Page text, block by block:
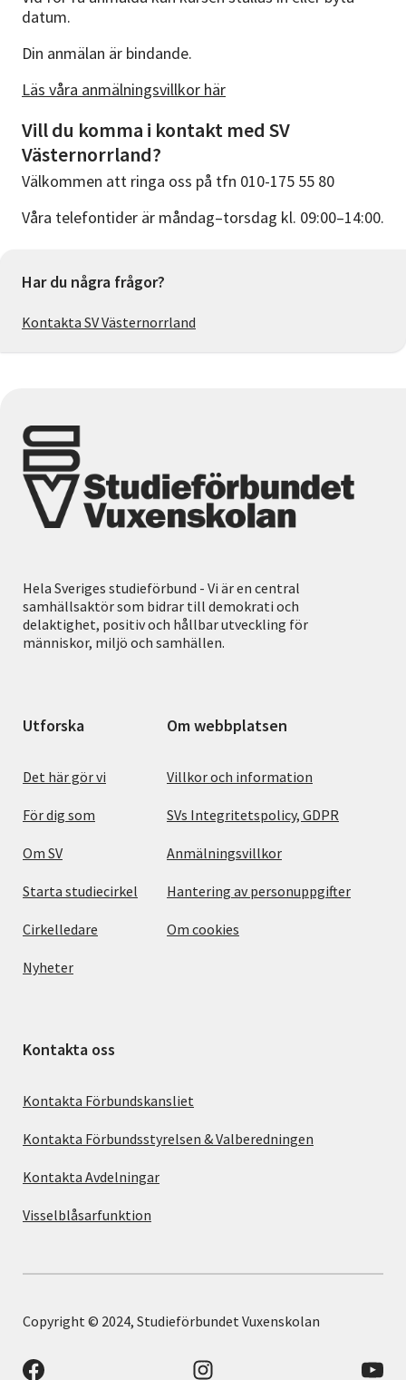
datum.
Din anmälan är bindande.
Läs våra anmälningsvillkor här
Vill du komma i kontakt med SV
Västernorrland?
Välkommen att ringa oss på tfn 010-175 55 80
Våra telefontider är måndag–torsdag kl. 09:00–14:00.
Har du några frågor?
Kontakta SV Västernorrland
Hela Sveriges studieförbund - Vi är en central
samhällsaktör som bidrar till demokrati och
delaktighet, positiv och hållbar utveckling för
människor, miljö och samhällen.
Utforska
Det här gör vi
För dig som
Om SV
Starta studiecirkel
Cirkelledare
Nyheter
Om webbplatsen
Villkor och information
SVs Integritetspolicy, GDPR
Anmälningsvillkor
Hantering av personuppgifter
Om cookies
Kontakta oss
Kontakta Förbundskansliet
Kontakta Förbundsstyrelsen & Valberedningen
Kontakta Avdelningar
Visselblåsarfunktion
Copyright © 2024, Studieförbundet Vuxenskolan